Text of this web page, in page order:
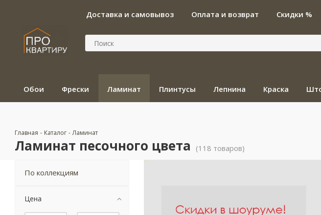
Доставка и самовывоз Оплата и возврат Скидки %
Обои Фрески Ламинат Плинтусы Лепнина Краска
Главная - Каталог - Ламинат
Ламинат песочного цвета (118 товаров)
По коллекциям
Цена